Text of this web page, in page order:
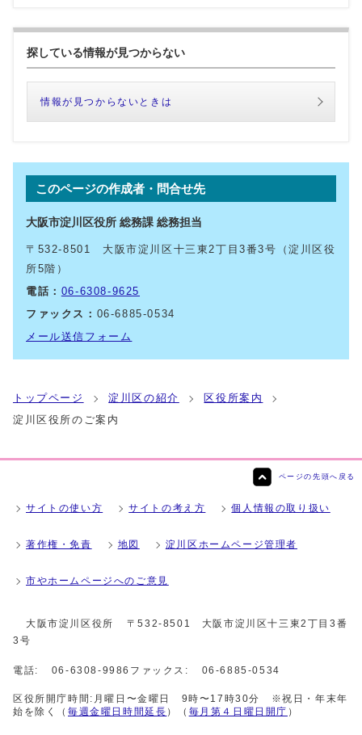
探している情報が見つからない
情報が見つからないときは
このページの作成者・問合せ先
大阪市淀川区役所 総務課 総務担当
〒532-8501 大阪市淀川区十三東2丁目3番3号（淀川区役
所5階）
電話： 06-6308-9625
ファックス： 06-6885-0534
メール送信フォーム
トップページ 淀川区の紹介
区役所案内
淀川区役所のご案内
ページの先頭へ戻る
サイトの使い方 サイトの考え方 個人情報の取り扱い
著作権・免責 地図 淀川区ホームページ管理者
市やホームページへのご意見
大阪市淀川区役所
〒532-8501 大阪市淀川区十三東2丁目3番
3号
電話: 06-6308-9986 ファックス: 06-6885-0534
区役所開庁時間:月曜日〜金曜日 9時〜17時30分 ※祝日・年末年
始を除く（ 毎週金曜日時間延長 ）（ 毎月第４日曜日開庁 ）